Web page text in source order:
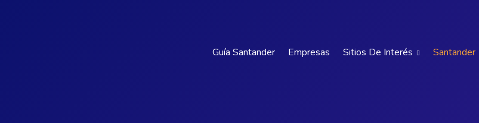
Guía Santander Empresas Sitios De Interés Santander